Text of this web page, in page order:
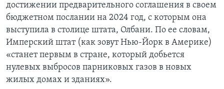
достижении предварительного соглашения в своем
бюджетном послании на 2024 год, с которым она
выступила в столице штата, Олбани. По ее словам,
Имперский штат (как зовут Нью-Йорк в Америке)
«станет первым в стране, который добьется
нулевых выбросов парниковых газов в новых
жилых домах и зданиях».